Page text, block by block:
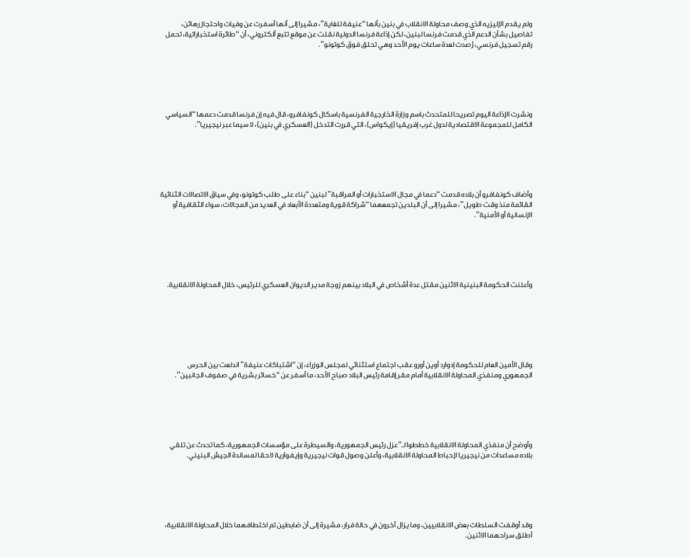
ولم يقدم الإليزيه الذي وصف محاولة الانقلاب في بنين بأنها “عنيفة للغاية”، مشيرا إلى أنها أسفرت عن وفيات واحتجاز رهائن،
تفاصيل بشأن الدعم الذي قدمت فرنسا لبنين، لكن إذاعة فرنسا الدولية نقلت عن موقع تتبع ألكتروني، أن “طائرة استخباراتية، تحمل
رقم تسجيل فرنسي، رُصدت لعدة ساعات يوم الأحد وهي تحلق فوق كوتونو”.
ونشرت الإذاعة اليوم تصريحا للمتحدث باسم وزارة الخارجية الفرنسية باسكال كونفافرو، قال فيه إن فرنسا قدمت دعمها “السياسي
الكامل للمجموعة الاقتصادية لدول غرب إفريقيا (إيكواس)، التي قررت التدخل (العسكري في بنين)، لا سيما عبر نيجيريا”.
وأضاف كونفافرو أن بلاده قدمت “دعما في مجال الاستخبارات أو المراقبة” لبنين “بناء على طلب كوتونو، وفي سياق الاتصالات الثنائية
القائمة منذ وقت طويل”، مشيرا إلى أن البلدين تجمعهما “شراكة قوية ومتعددة الأبعاد في العديد من المجالات، سواء الثقافية أو
الإنسانية أو الأمنية”.
وأعلنت الحكومة البنينية الاثنين مقتل عدة أشخاص في البلاد بينهم زوجة مدير الديوان العسكري للرئيس، خلال المحاولة الانقلابية.
وقال الأمين العام للحكومة إدوارد أوين أورو عقب اجتماع استثنائي لمجلس الوزراء، إن “اشتباكات عنيفة” اندلعت بين الحرس
الجمهوري ومنفذي المحاولة الانقلابية أمام مقر إقامة رئيس البلاد صباح الأحد، ما أسفر عن “خسائر بشرية في صفوف الجانبين”.
وأوضح أن منفذي المحاولة الانقلابية خططوا لـ”عزل رئيس الجمهورية، والسيطرة على مؤسسات الجمهورية، كما تحدث عن تلقي
بلاده مساعدات من نيجيريا لإحباط المحاولة الانقلابية، وأعلن وصول قوات نيجيرية وإيفوارية لاحقا لمساندة الجيش البنيني.
وقد أوقفت السلطات بعض الانقلابيين، وما يزال آخرون في حالة فرار، مشيرة إلى أن ضابطين تم اختطافهما خلال المحاولة الانقلابية،
أطلق سراحهما الاثنين.